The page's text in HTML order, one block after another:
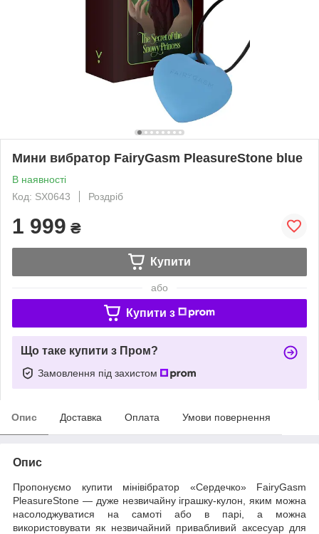
Мини вибратор FairyGasm PleasureStone blue
В наявності
Код: SX0643
Роздріб
1 999 ₴
Купити
або
Купити з
Що таке купити з Пром?
Замовлення під захистом
Опис Доставка Оплата Умови повернення
Опис
Пропонуємо купити мінівібратор «Сердечко» FairyGasm
PleasureStone — дуже незвичайну іграшку-кулон, яким можна
насолоджуватися на самоті або в парі, а можна
використовувати як незвичайний привабливий аксесуар для